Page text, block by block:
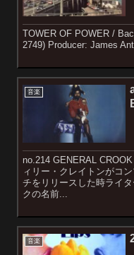
TOWER OF POWER /
2749) Producer: James
音楽
no.214 GENERAL
ィリー・クレイトンがコ
チをリリースした時ライ
クの名前...
音楽